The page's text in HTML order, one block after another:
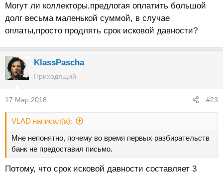
Могут ли коллекторы,предлогая оплатить большой
долг весьма маленькой суммой, в случае
оплаты,просто продлять срок исковой давности?
KlassPascha
Приходящий
17 Мар 2018 #23
VLAD написал(а):
Мне непонятно, почему во время первых разбирательств
банк не предоставил письмо.
Потому, что срок исковой давности составляет 3